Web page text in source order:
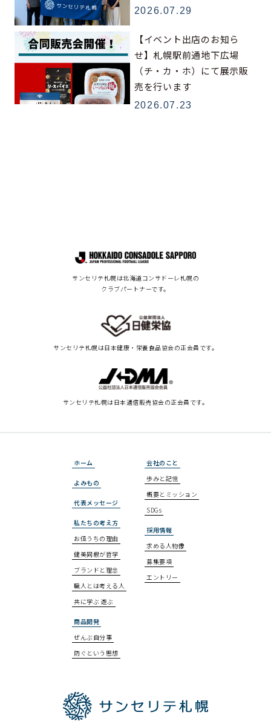
2026.07.29
【イベント出店のお知ら
せ】札幌駅前通地下広場
（チ・カ・ホ）にて展示販
売を行います
2026.07.23
サンセリテ札幌は北海道コンサドーレ札幌の
クラブパートナーです。
サンセリテ札幌は日本健康・栄養食品協会の正会員です。
サンセリテ札幌は日本通信販売協会の正会員です。
ホーム
よみもの
代表メッセージ
私たちの考え方
お値うちの理由
健美同根が哲学
ブランドと理念
職人とは考える人
共に学ぶ 遊ぶ
商品開発
ぜんぶ自分事
防ぐという思想
会社のこと
歩みと記憶
概要とミッション
SDGs
採用情報
求める人物像
募集要項
エントリー